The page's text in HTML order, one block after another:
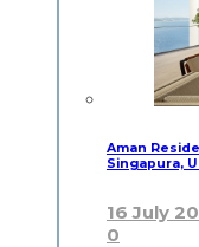
Aman
Singapura,
16 July
0